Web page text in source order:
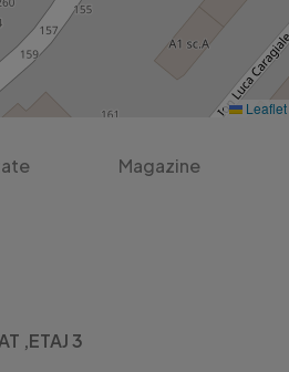
Leaflet
Magazine
,ETAJ 3